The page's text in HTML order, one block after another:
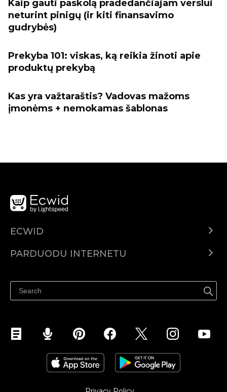
Kaip gauti paskolą pradedančiajam verslui
neturint pinigų (ir kiti finansavimo
gudrybės)
Prekyba 101: viskas, ką reikia žinoti apie
produktų prekybą
Kas yra važtaraštis? Vadovas mažoms
įmonėms + nemokamas šablonas
ECWID
Kainodara
PARDUODU INTERNETU
Parduodu Facebook
Parduodu Instagram